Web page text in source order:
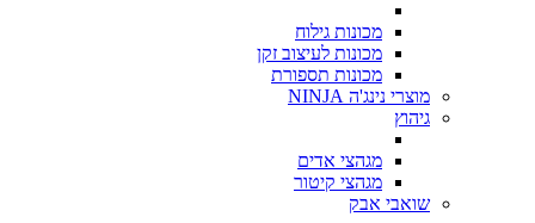
מכונות גילוח
מכונות לעיצוב זקן
מכונות תספורת
מוצרי נינג'ה NINJA
גיהוץ
מגהצי אדים
מגהצי קיטור
שואבי אבק